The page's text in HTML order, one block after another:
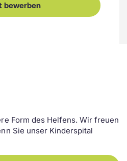
bewerben
Form des Helfens. Wir freuen
Sie unser Kinderspital